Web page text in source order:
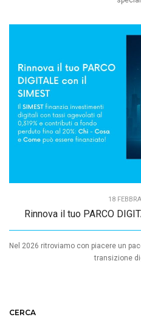
18
Rinnova il tuo PARCO
Nel 2026 ritroviamo con piacere un
transizione
CERCA